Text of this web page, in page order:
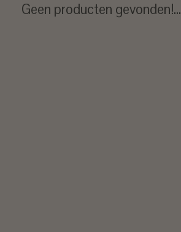
Geen producten gevonden!...